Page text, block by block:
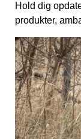
Hold dig
produkter,